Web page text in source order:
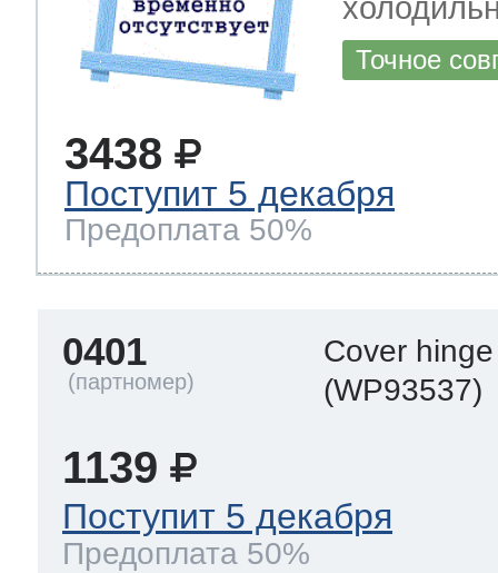
Точное
3438
Поступит 5 декабря
Предоплата 50%
0401
Cover hinge
(WP93537)
1139
Поступит 5 декабря
Предоплата 50%